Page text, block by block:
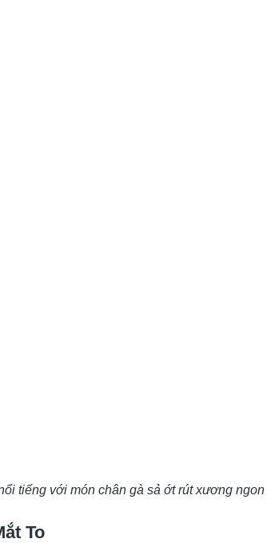
tiếng với món chân gà sả ớt rút xương
To